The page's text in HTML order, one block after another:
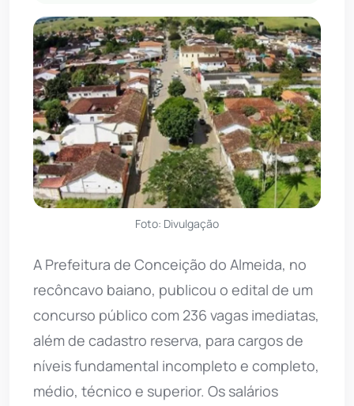
Foto: Divulgação
A Prefeitura de Conceição do Almeida, no
recôncavo baiano, publicou o edital de um
concurso público com 236 vagas imediatas,
além de cadastro reserva, para cargos de
níveis fundamental incompleto e completo,
médio, técnico e superior. Os salários